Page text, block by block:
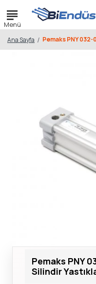
Ana Sayfa Pemaks PNY 032-
Pemaks PNY
Silindir